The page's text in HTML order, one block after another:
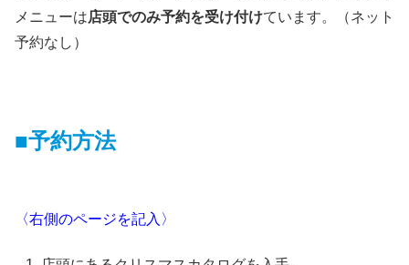
メニューは店頭でのみ予約を受け付けています。（ネット
予約なし）
■予約方法
〈右側のページを記入〉